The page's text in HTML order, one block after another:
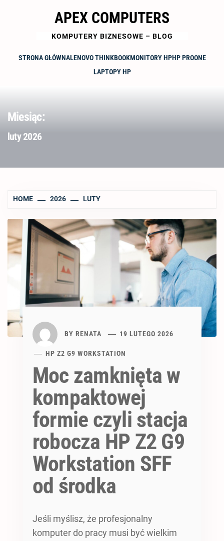
APEX COMPUTERS
KOMPUTERY BIZNESOWE – BLOG
STRONA GŁÓWNALENOVO THINKBOOKMONITORY HPHP PROONE
LAPTOPY HP
Miesiąc:
luty 2026
HOME 2026 LUTY
BY RENATA 19 LUTEGO 2026
HP Z2 G9 WORKSTATION
Moc zamknięta w
kompaktowej
formie czyli stacja
robocza HP Z2 G9
Workstation SFF
od środka
Jeśli myślisz, że profesjonalny
komputer do pracy musi być wielkim